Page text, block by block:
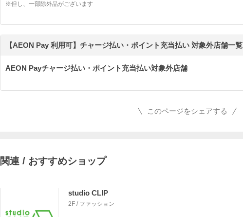
※但し、一部除外品がございます
【AEON Pay 利用可】チャージ払い・ポイント充当払い 対象外店舗一覧
AEON Payチャージ払い・ポイント充当払い対象外店舗
このページをシェアする
関連 / おすすめショップ
studio CLIP
2F / ファッション